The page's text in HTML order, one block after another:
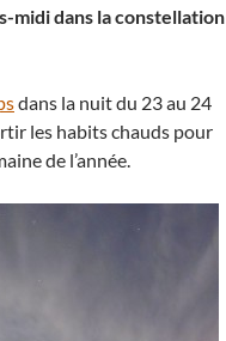
midi dans la constellation
dans la nuit du 23 au 24
les habits chauds pour
de l’année.